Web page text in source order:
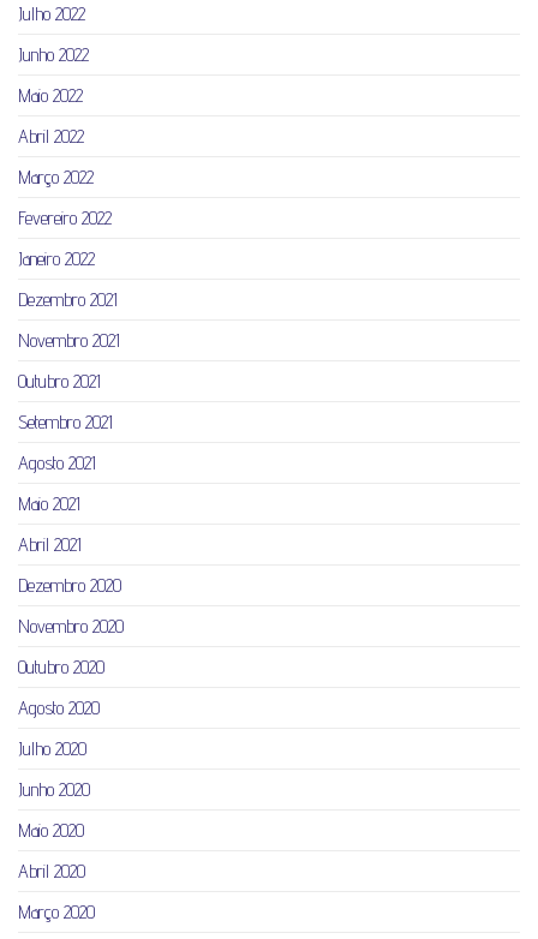
Julho 2022
Junho 2022
Maio 2022
Abril 2022
Março 2022
Fevereiro 2022
Janeiro 2022
Dezembro 2021
Novembro 2021
Outubro 2021
Setembro 2021
Agosto 2021
Maio 2021
Abril 2021
Dezembro 2020
Novembro 2020
Outubro 2020
Agosto 2020
Julho 2020
Junho 2020
Maio 2020
Abril 2020
Março 2020